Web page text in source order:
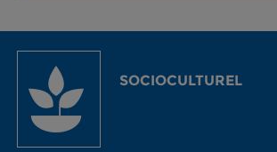
SOCIOCULTUREL